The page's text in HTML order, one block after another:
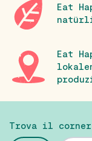
Eat
Eat
Trova il corner